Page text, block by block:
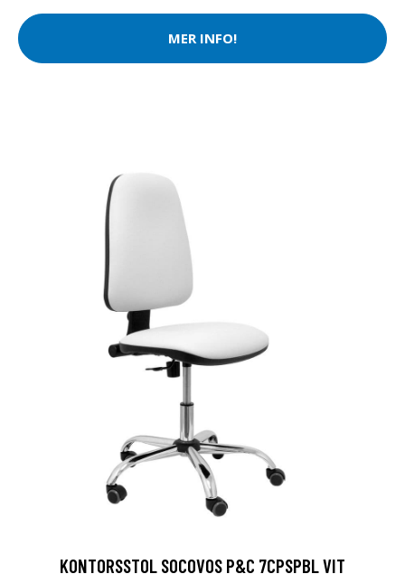
MER INFO!
KONTORSSTOL SOCOVOS P&C 7CPSPBL VIT